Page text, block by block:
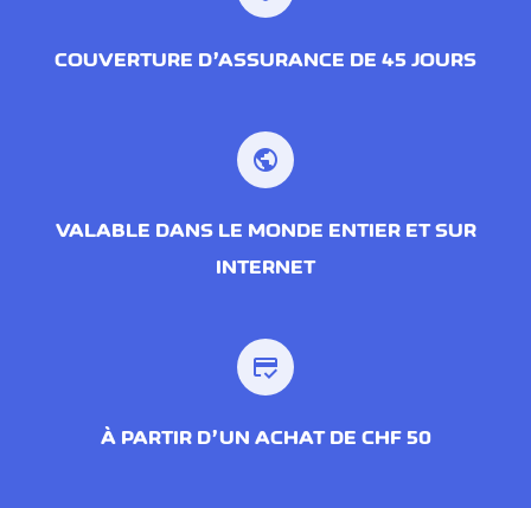
COUVERTURE D’ASSURANCE DE 45 JOURS
public
VALABLE DANS LE MONDE ENTIER ET SUR
INTERNET
credit_score
À PARTIR D’UN ACHAT DE CHF 50